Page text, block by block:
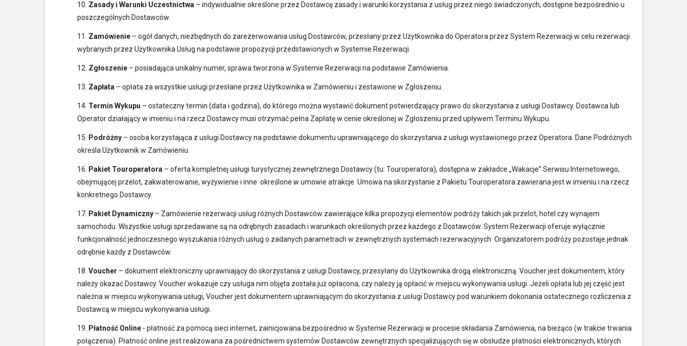
10. Zasady i Warunki Uczestnictwa – indywidualnie określone przez Dostawcę zasady i warunki korzystania z usług przez niego świadczonych, dostępne bezpośrednio u
poszczególnych Dostawców.
11. Zamówienie – ogół danych, niezbędnych do zarezerwowania usług Dostawców, przesłany przez Użytkownika do Operatora przez System Rezerwacji w celu rezerwacji
wybranych przez Użytkownika Usług na podstawie propozycji przedstawionych w Systemie Rezerwacji.
12. Zgłoszenie – posiadająca unikalny numer, sprawa tworzona w Systemie Rezerwacji na podstawie Zamówienia.
13. Zapłata – opłata za wszystkie usługi przesłane przez Użytkownika w Zamówieniu i zestawione w Zgłoszeniu.
14. Termin Wykupu – ostateczny termin (data i godzina), do którego można wystawić dokument potwierdzający prawo do skorzystania z usługi Dostawcy. Dostawca lub
Operator działający w imieniu i na rzecz Dostawcy musi otrzymać pełna Zapłatę w cenie określonej w Zgłoszeniu przed upływem Terminu Wykupu.
15. Podróżny – osoba korzystająca z usługi Dostawcy na podstawie dokumentu uprawniającego do skorzystania z usługi wystawionego przez Operatora. Dane Podróżnych
określa Użytkownik w Zamówieniu.
16. Pakiet Touroperatora – oferta kompletnej usługi turystycznej zewnętrznego Dostawcy (tu: Touroperatora), dostępna w zakładce „Wakacje” Serwisu Internetowego,
obejmującej przelot, zakwaterowanie, wyżywienie i inne określone w umowie atrakcje. Umowa na skorzystanie z Pakietu Touroperatora zawierana jest w imieniu i na rzecz
konkretnego Dostawcy.
17. Pakiet Dynamiczny – Zamówienie rezerwacji usług różnych Dostawców zawierające kilka propozycji elementów podróży takich jak przelot, hotel czy wynajem
samochodu. Wszystkie usługi sprzedawane są na odrębnych zasadach i warunkach określonych przez każdego z Dostawców. System Rezerwacji oferuje wyłącznie
funkcjonalność jednoczesnego wyszukania różnych usług o zadanych parametrach w zewnętrznych systemach rezerwacyjnych. Organizatorem podróży pozostaje jednak
odrębnie każdy z Dostawców.
18. Voucher – dokument elektroniczny uprawniający do skorzystania z usługi Dostawcy, przesyłany do Użytkownika drogą elektroniczną. Voucher jest dokumentem, który
należy okazać Dostawcy. Voucher wskazuje czy usługa nim objęta została już opłacona, czy należy ją opłacić w miejscu wykonywania usługi. Jeżeli opłata lub jej część jest
należna w miejscu wykonywania usługi, Voucher jest dokumentem uprawniającym do skorzystania z usługi Dostawcy pod warunkiem dokonania ostatecznego rozliczenia z
Dostawcą w miejscu wykonywania usługi.
19. Płatność Online - płatność za pomocą sieci internet, zainicjowana bezpośrednio w Systemie Rezerwacji w procesie składania Zamówienia, na bieżąco (w trakcie trwania
połączenia). Płatność online jest realizowana za pośrednictwem systemów Dostawców zewnętrznych specjalizujących się w obsłudze płatności elektronicznych, których